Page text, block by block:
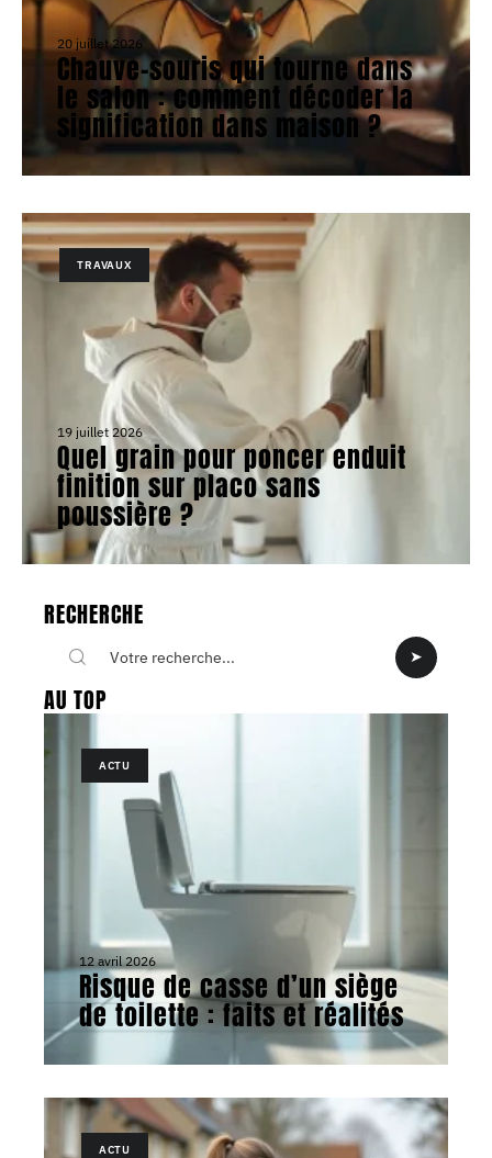
20 juillet 2026
Chauve-souris qui tourne dans
le salon : comment décoder la
signification dans maison ?
TRAVAUX
19 juillet 2026
Quel grain pour poncer enduit
finition sur placo sans
poussière ?
RECHERCHE
AU TOP
ACTU
12 avril 2026
Risque de casse d’un siège
de toilette : faits et réalités
ACTU